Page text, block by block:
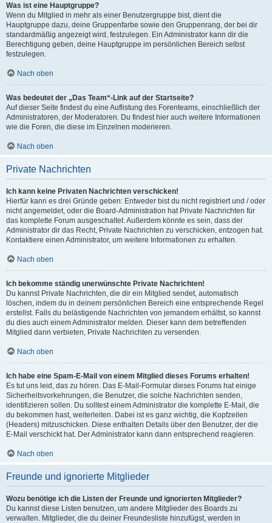
Was ist eine Hauptgruppe?
Wenn du Mitglied in mehr als einer Benutzergruppe bist, dient die
Hauptgruppe dazu, deine Gruppenfarbe sowie den Gruppenrang, der bei dir
standardmäßig angezeigt wird, festzulegen. Ein Administrator kann dir die
Berechtigung geben, deine Hauptgruppe im persönlichen Bereich selbst
festzulegen.
Nach oben
Was bedeutet der „Das Team“-Link auf der Startseite?
Auf dieser Seite findest du eine Auflistung des Forenteams, einschließlich der
Administratoren, der Moderatoren. Du findest hier auch weitere Informationen
wie die Foren, die diese im Einzelnen moderieren.
Nach oben
Private Nachrichten
Ich kann keine Privaten Nachrichten verschicken!
Hierfür kann es drei Gründe geben: Entweder bist du nicht registriert und / oder
nicht angemeldet, oder die Board-Administration hat Private Nachrichten für
das komplette Forum ausgeschaltet. Außerdem könnte es sein, dass der
Administrator dir das Recht, Private Nachrichten zu verschicken, entzogen hat.
Kontaktiere einen Administrator, um weitere Informationen zu erhalten.
Nach oben
Ich bekomme ständig unerwünschte Private Nachrichten!
Du kannst Private Nachrichten, die dir ein Mitglied sendet, automatisch
löschen, indem du in deinem persönlichen Bereich eine entsprechende Regel
erstellst. Falls du belästigende Nachrichten von jemandem erhältst, so kannst
du dies auch einem Administrator melden. Dieser kann dem betreffenden
Mitglied dann verbieten, Private Nachrichten zu versenden.
Nach oben
Ich habe eine Spam-E-Mail von einem Mitglied dieses Forums erhalten!
Es tut uns leid, das zu hören. Das E-Mail-Formular dieses Forums hat einige
Sicherheitsvorkehrungen, die Benutzer, die solche Nachrichten senden,
identifizieren sollen. Du solltest einem Administrator die komplette E-Mail, die
du bekommen hast, weiterleiten. Dabei ist es ganz wichtig, die Kopfzeilen
(Headers) mitzuschicken. Diese enthalten Details über den Benutzer, der die
E-Mail verschickt hat. Der Administrator kann dann entsprechend reagieren.
Nach oben
Freunde und ignorierte Mitglieder
Wozu benötige ich die Listen der Freunde und ignorierten Mitglieder?
Du kannst diese Listen benutzen, um andere Mitglieder des Boards zu
verwalten. Mitglieder, die du deiner Freundesliste hinzufügst, werden in